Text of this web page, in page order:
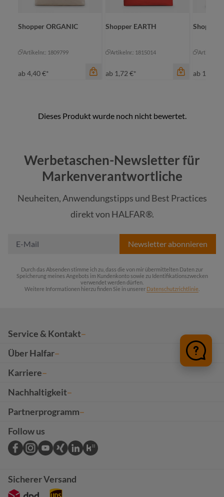
Shopper ORGANIC
Artikelnr.: 1809799
ab4,40 €*
Shopper EARTH
Artikelnr.: 1815014
ab 1,72 €*
marine
schwarz
Shopper
Artikelnr.:
ab 1,58 €*
Werbetaschen-Newsletter für
Markenverantwortliche
Neuheiten, Anwendungstipps und Best Practices
direkt von HALFAR®.
Newsletter abonnieren
Durch das Absenden stimme ich zu, dass die von mir übermittelten Daten zur
Speicherung meines Angebots im Kundenkonto sowie zu Identifikationszwecken
verwendet werden dürfen.
Weitere Informationen hierzu finden Sie in unserer Datenschutzrichtlinie
Service & Kontakt
Über Halfar
Karriere
Nachhaltigkeit
Partnerprogramm
Follow us
Sicherer Versand